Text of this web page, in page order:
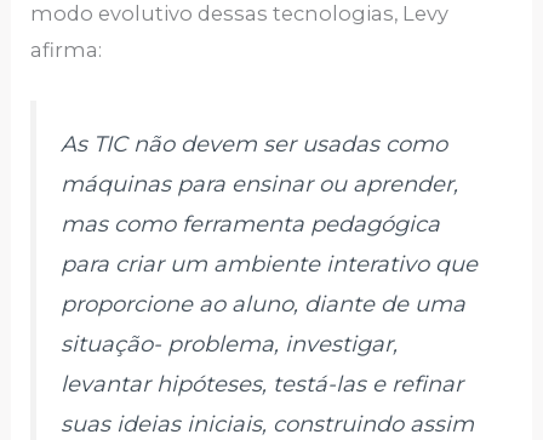
modo evolutivo dessas tecnologias, Levy
afirma:
As TIC não devem ser usadas como
máquinas para ensinar ou aprender,
mas como ferramenta pedagógica
para criar um ambiente interativo que
proporcione ao aluno, diante de uma
situação- problema, investigar,
levantar hipóteses, testá-las e refinar
suas ideias iniciais, construindo assim